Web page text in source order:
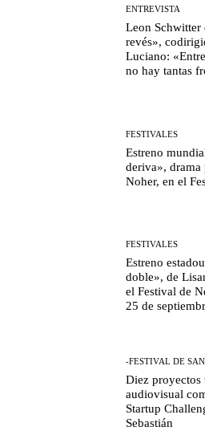
ENTREVISTA
Leon Schwitter
revés»,
Luciano:
no hay tantas
FESTIVALES
Estreno
deriva»,
Noher, en el
FESTIVALES
Estreno
doble», de
el Festival de
25 de
-FESTIVAL DE
Diez proyectos
audiovisual
Startup
Sebastián